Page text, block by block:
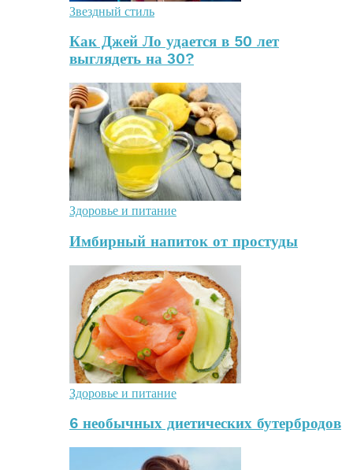
Звездный стиль
Как Джей Ло удается в 50 лет
выглядеть на 30?
Здоровье и питание
Имбирный напиток от простуды
Здоровье и питание
6 необычных диетических бутербродов